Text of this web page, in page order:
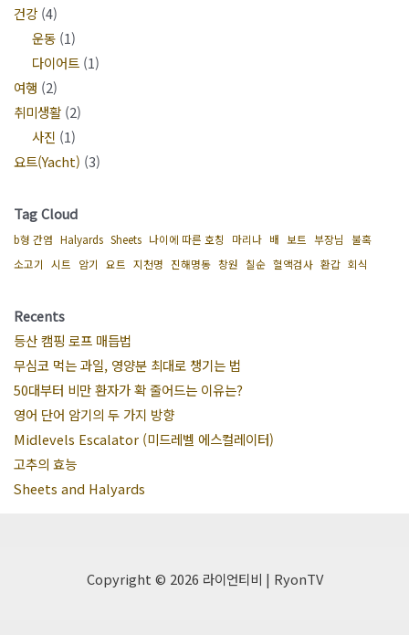
건강(4)
운동(1)
다이어트(1)
여행 (2)
취미생활(2)
사진 (1)
요트(Yacht) (3)
Tag Cloud
b형 간염 Halyards Sheets 나이에 따른 호칭 마리나 배 보트 부장님 불혹
소고기 시트 암기 요트 지천명 진해명동 창원 칠순 혈액검사 환갑 회식
Recents
등산 캠핑 로프 매듭법
무심코 먹는 과일, 영양분 최대로 챙기는 법
50대부터 비만 환자가 확 줄어드는 이유는?
영어 단어 암기의 두 가지 방향
Midlevels Escalator (미드레벨 에스컬레이터)
고추의 효능
Sheets and Halyards
Copyright © 2026 라이언티비 | RyonTV